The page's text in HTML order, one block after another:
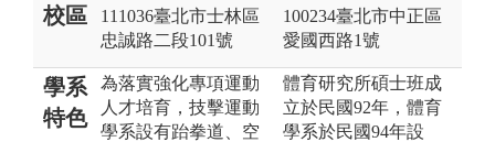
校區
111036臺北市士林區
忠誠路二段101號
100234臺北市中正區
愛國西路1號
學系
特色
為落實強化專項運動
人才培育，技擊運動
學系設有跆拳道、空
體育研究所碩士班成
立於民國92年，體育
學系於民國94年設